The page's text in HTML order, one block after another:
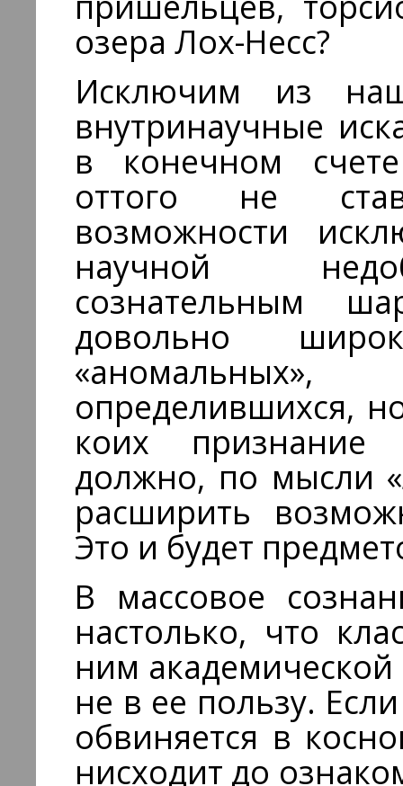
озера Лох-Несс?
Исключим из
внутринаучные
в конечном
оттого не
возможности
научной
сознательным
довольно
определившихся,
коих признание
должно, по мыс­ли
расширить
Это и будет
В массовое
настолько, что
ним академической
не в ее пользу.
обвиняется в
нисходит до